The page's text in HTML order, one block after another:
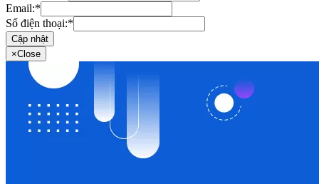
Email:*
Số điện thoại:*
Cập nhật
×Close